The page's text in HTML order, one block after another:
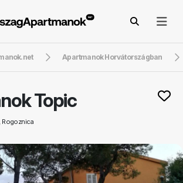
Apartmanok Horvátországban
Topic
Rogoznica